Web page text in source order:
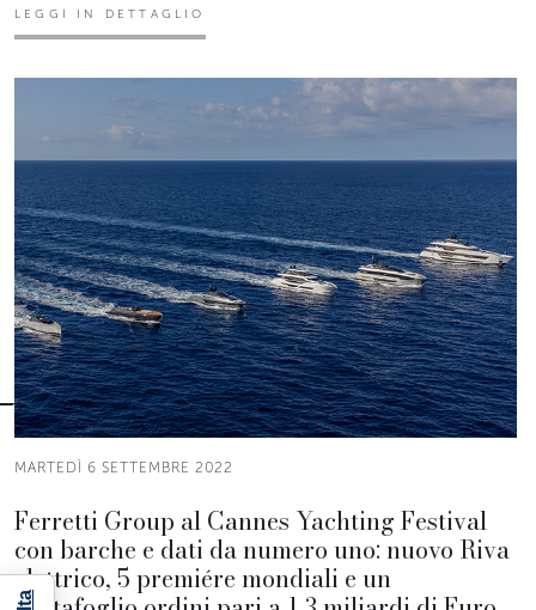
LEGGI IN DETTAGLIO
MARTEDÌ 6 SETTEMBRE 2022
Ferretti Group al Cannes Yachting Festival
con barche e dati da numero uno: nuovo Riva
elettrico, 5 premiére mondiali e un